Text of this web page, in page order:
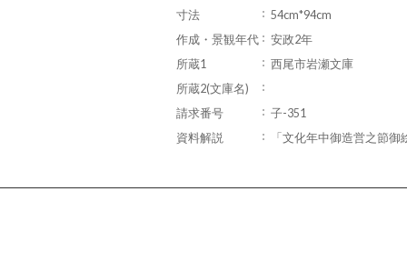
寸法
54cm*94cm
作成・景観年代
安政2年
所蔵1
西尾市岩瀬文庫
所蔵2(文庫名)
請求番号
子-351
資料解説
「文化年中御造営之節御